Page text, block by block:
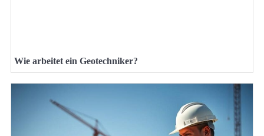
Wie arbeitet ein Geotechniker?